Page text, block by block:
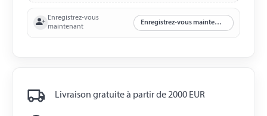
Enregistrez-vous
maintenant
Enregistrez-vous maintenant
Livraison gratuite à partir de 2000 EUR